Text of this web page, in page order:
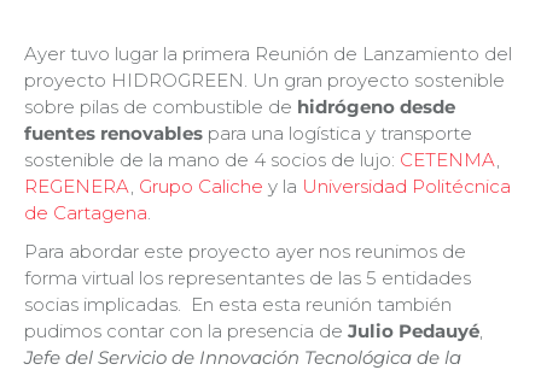
Ayer tuvo lugar la primera Reunión de Lanzamiento del
proyecto HIDROGREEN. Un gran proyecto sostenible
sobre pilas de combustible de hidrógeno desde
fuentes renovables para una logística y transporte
sostenible de la mano de 4 socios de lujo: CETENMA,
REGENERA, Grupo Caliche y la Universidad Politécnica
de Cartagena.
Para abordar este proyecto ayer nos reunimos de
forma virtual los representantes de las 5 entidades
socias implicadas. En esta esta reunión también
pudimos contar con la presencia de Julio Pedauyé,
Jefe del Servicio de Innovación Tecnológica de la